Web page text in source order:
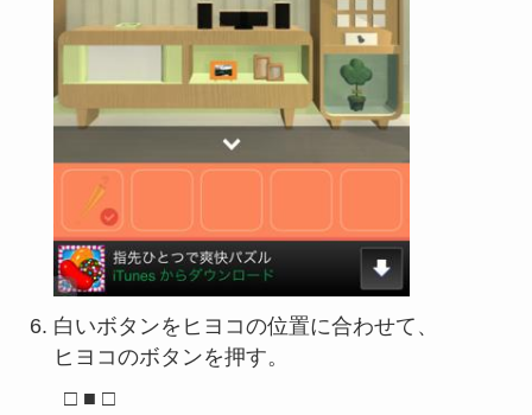
白いボタンをヒヨコの位置に合わせて、
ヒヨコのボタンを押す。
□ ■ □